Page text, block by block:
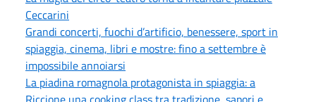
Ceccarini
Grandi concerti, fuochi d’artificio, benessere, sport in
spiaggia, cinema, libri e mostre: fino a settembre è
impossibile annoiarsi
La piadina romagnola protagonista in spiaggia: a